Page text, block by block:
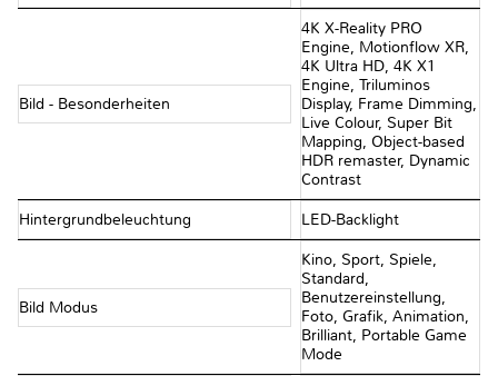
Bild - Besonderheiten
4K X-Reality PRO
Engine, Motionflow XR,
4K Ultra HD, 4K X1
Engine, Triluminos
Display, Frame Dimming,
Live Colour, Super Bit
Mapping, Object-based
HDR remaster, Dynamic
Contrast
Hintergrundbeleuchtung LED-Backlight
Bild Modus
Kino, Sport, Spiele,
Standard,
Benutzereinstellung,
Foto, Grafik, Animation,
Brilliant, Portable Game
Mode